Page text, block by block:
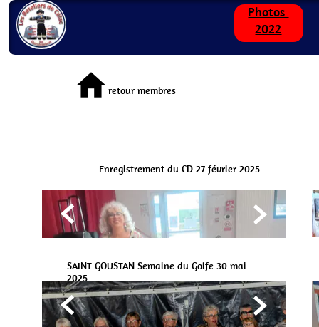
Photos
2022
homeretour membres
Enregistrement du CD 27 février 2025
 
SAINT GOUSTAN Semaine du Golfe 30 mai
2025
 